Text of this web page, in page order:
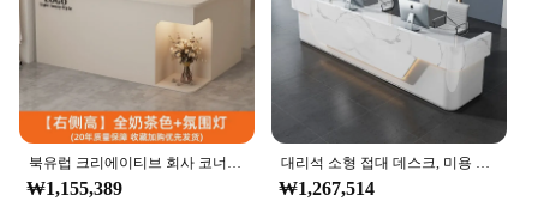
₩1,155,389 ₩1,267,514